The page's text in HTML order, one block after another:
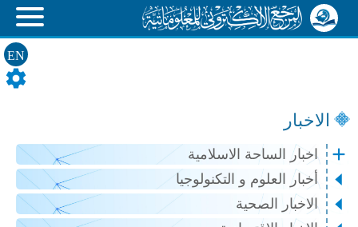
EN
الاخبار
اخبار الساحة الاسلامية
أخبار العلوم و التكنولوجيا
الاخبار الصحية